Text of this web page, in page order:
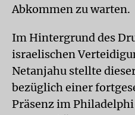
Abkommen zu warten.
Im Hintergrund des
israelischen
Netanjahu stellte
bezüglich einer
Präsenz im